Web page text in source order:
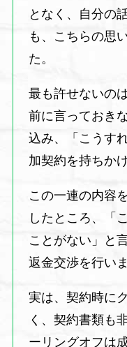
となく、自分の
も、こちらの思
た。
最も許せないの
前に言っておき
込み、「こうす
加契約を持ちか
この一連の内容
したところ、「
ことがない」と
返金交渉を行い
実は、契約時に
く、契約書類も
ーリングオフは